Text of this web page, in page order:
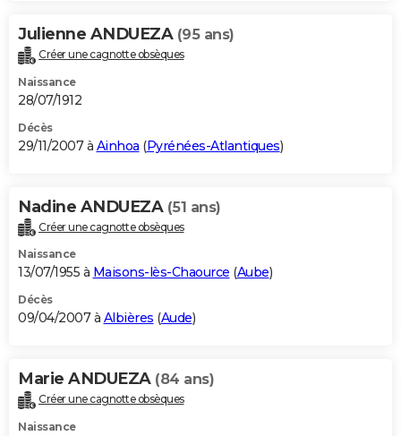
Julienne ANDUEZA (95 ans)
Créer une cagnotte obsèques
Naissance
28/07/1912
Décès
29/11/2007 à Ainhoa (Pyrénées-Atlantiques)
Nadine ANDUEZA (51 ans)
Créer une cagnotte obsèques
Naissance
13/07/1955 à Maisons-lès-Chaource (Aube)
Décès
09/04/2007 à Albières (Aude)
Marie ANDUEZA (84 ans)
Créer une cagnotte obsèques
Naissance